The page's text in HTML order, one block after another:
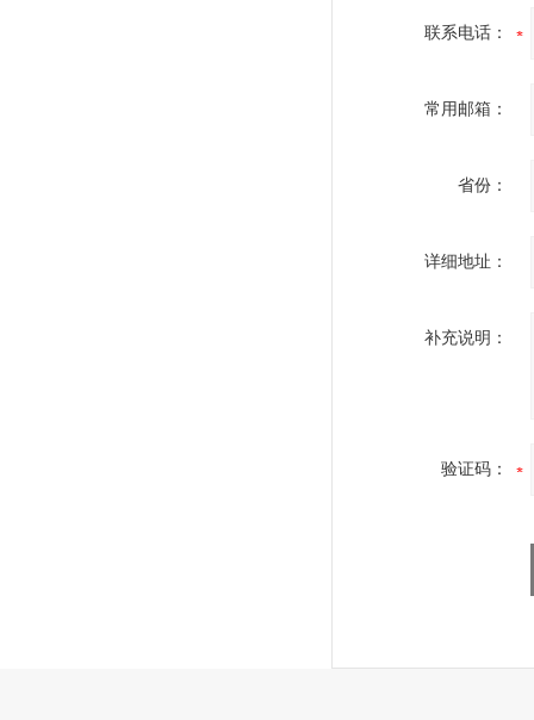
联系电话：
常用邮箱：
省份：
详细地址：
补充说明：
验证码：